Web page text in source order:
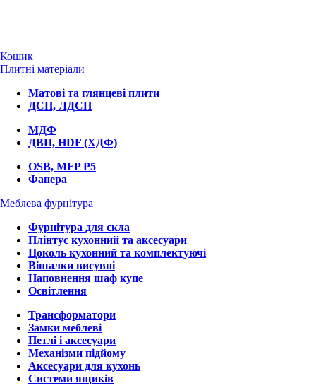
Кошик
Плитні матеріали
Матові та глянцеві плити
ДСП, ЛДСП
МДФ
ДВП, HDF (ХДФ)
OSB, MFP P5
Фанера
Меблева фурнітура
Фурнітура для скла
Плінтус кухонний та аксесуари
Цоколь кухонний та комплектуючі
Вішалки висувні
Наповнення шаф купе
Освітлення
Трансформатори
Замки меблеві
Петлі і аксесуари
Механізми підйому
Аксесуари для кухонь
Системи ящиків